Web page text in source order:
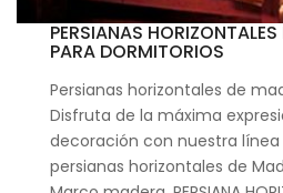
PERSIANAS
PARA DORMITORIOS
Persianas horizontales de
Disfruta de la máxima
decoración con nuestra línea
persianas horizontales de